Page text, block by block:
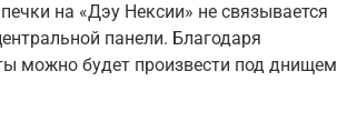
на «Дэу Нексии» не связывается
панели. Благодаря
можно будет произвести под днищем